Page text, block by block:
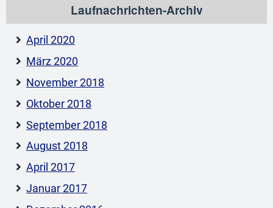
Laufnachrichten-Archiv
April 2020
März 2020
November 2018
Oktober 2018
September 2018
August 2018
April 2017
Januar 2017